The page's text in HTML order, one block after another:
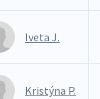
Iveta J.
Kristýna P.